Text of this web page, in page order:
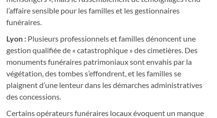
l’affaire sensible pour les familles et les gestionnaires
funéraires.
Lyon : Plusieurs professionnels et familles dénoncent une
gestion qualifiée de « catastrophique » des cimetières. Des
monuments funéraires patrimoniaux sont envahis par la
végétation, des tombes s’effondrent, et les familles se
plaignent d’une lenteur dans les démarches administratives
des concessions.
Certains opérateurs funéraires locaux évoquent un manque